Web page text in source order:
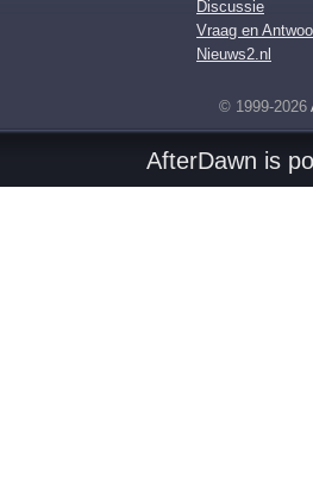
Discussie
Vraag en
Nieuws2.nl
© 1999-2026
AfterDawn is